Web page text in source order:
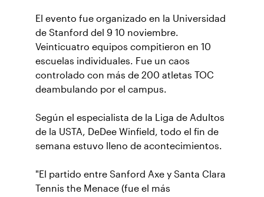
El evento fue organizado en la Universidad
de Stanford del 9 10 noviembre.
Veinticuatro equipos compitieron en 10
escuelas individuales. Fue un caos
controlado con más de 200 atletas TOC
deambulando por el campus.
Según el especialista de la Liga de Adultos
de la USTA, DeDee Winfield, todo el fin de
semana estuvo lleno de acontecimientos.
"El partido entre Sanford Axe y Santa Clara
Tennis the Menace (fue el más